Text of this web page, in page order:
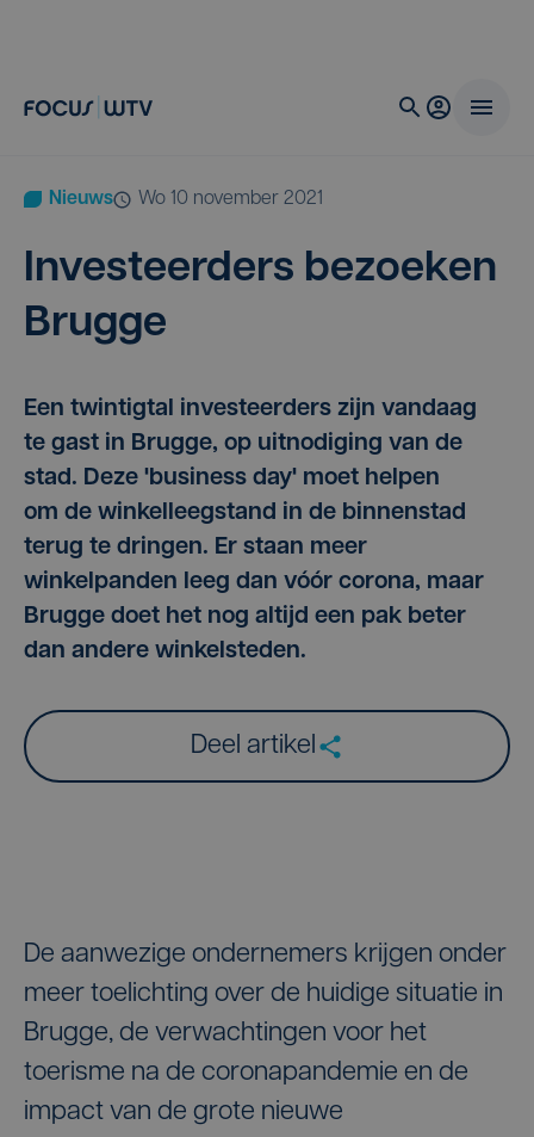
Nieuws wo 10 november 2021
Inves­teer­ders bezoe­ken
Brugge
Een twintigtal investeerders zijn vandaag
te gast in Brugge, op uitnodiging van de
stad. Deze 'business day' moet helpen
om de winkelleegstand in de binnenstad
terug te dringen. Er staan meer
winkelpanden leeg dan vóór corona, maar
Brugge doet het nog altijd een pak beter
dan andere winkelsteden.
Deel artikel
De aanwezige ondernemers krijgen onder
meer toelichting over de huidige situatie in
Brugge, de verwachtingen voor het
toerisme na de coronapandemie en de
impact van de grote nieuwe